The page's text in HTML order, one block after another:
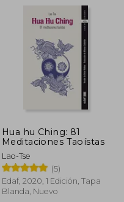
Hua hu Ching: 81
Meditaciones Taoístas
Lao-Tse
(5)
Edaf, 2020, 1 Edición, Tapa
Blanda, Nuevo